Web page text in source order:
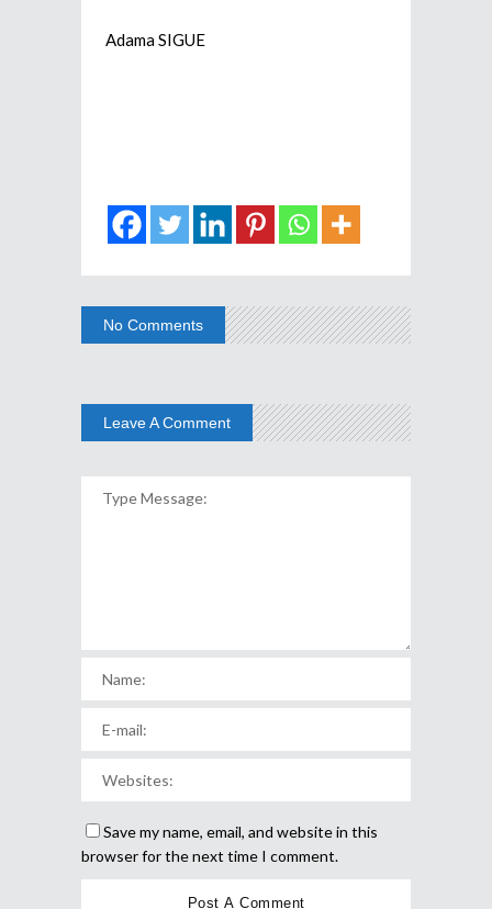
Adama SIGUE
No Comments
Leave A Comment
Save my name, email, and website in this
browser for the next time I comment.